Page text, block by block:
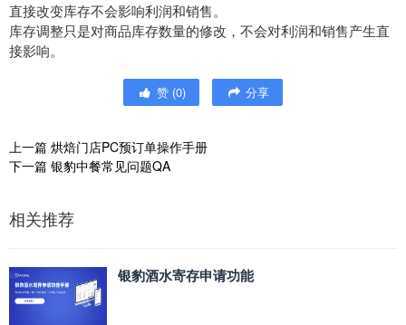
直接改变库存不会影响利润和销售。
库存调整只是对商品库存数量的修改，不会对利润和销售产生直
接影响。
赞 (0) 分享
上一篇 烘焙门店PC预订单操作手册
下一篇 银豹中餐常见问题QA
相关推荐
银豹酒水寄存申请功能